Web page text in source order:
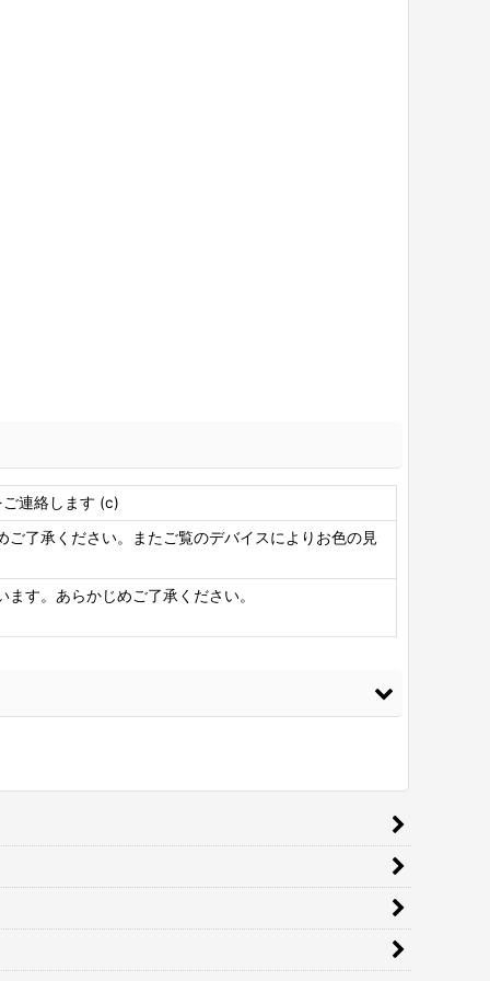
連絡します (c)
了承ください。またご覧のデバイスによりお色の見
す。あらかじめご了承ください。